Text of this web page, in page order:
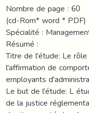
Nombre de page : 60
(cd-Rom* word * PDF)
Spécialité :
Résumé :
Titre de l'étude: Le
l'affirmation de
employants
Le but de l'étude: L
de la justice